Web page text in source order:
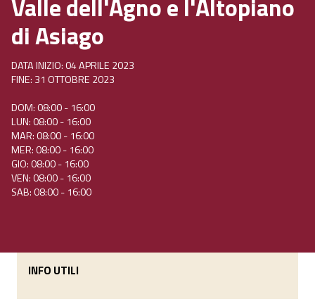
Valle dell'Agno e l'Altopiano
di Asiago
DATA INIZIO: 04 APRILE 2023
FINE: 31 OTTOBRE 2023
DOM: 08:00 - 16:00
LUN: 08:00 - 16:00
MAR: 08:00 - 16:00
MER: 08:00 - 16:00
GIO: 08:00 - 16:00
VEN: 08:00 - 16:00
SAB: 08:00 - 16:00
INFO UTILI